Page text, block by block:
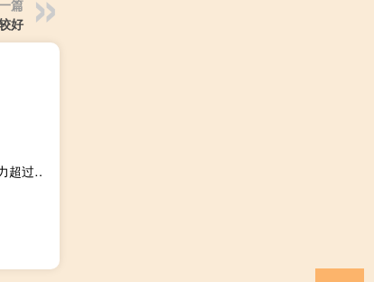
篇
好
太平洋投资管理公司：人口增长和GDP增长对排放产生的上升压力超过能源和碳强度对排放产生的压力